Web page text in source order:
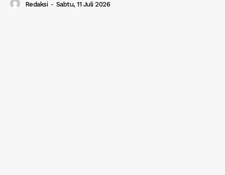
Redaksi - Sabtu, 11 Juli 2026